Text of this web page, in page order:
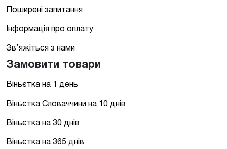
Поширені запитання
Інформація про оплату
Зв’яжіться з нами
Замовити товари
Віньєтка на 1 день
Віньєтка Словаччини на 10 днів
Віньєтка на 30 днів
Віньєтка на 365 днів